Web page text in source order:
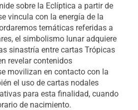
sobre la Eclíptica a partir de
vincula con la energía de la
temáticas referidas a
el simbolismo lunar adquiere
sinastría entre cartas Trópicas
revelar contenidos
movilizan en contacto con la
el uso de cartas nodales
para esta finalidad, cuando
de nacimiento.